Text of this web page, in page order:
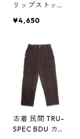
リップストップ
ベージュ 表
GULAR gd40
3648n w4090
¥4,650
古着 民間 TRU-
SPEC BDU カー